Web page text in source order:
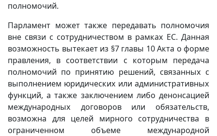
полномочий.
Парламент может также передавать полномочия
вне связи с сотрудничеством в рамках ЕС. Данная
возможность вытекает из §7 главы 10 Акта о форме
правления, в соответствии с которым передача
полномочий по принятию решений, связанных с
выполнением юридических или административных
функций, а также заключением либо денонсацией
международных договоров или обязательств,
возможна для целей мирного сотрудничества в
ограниченном объеме международной